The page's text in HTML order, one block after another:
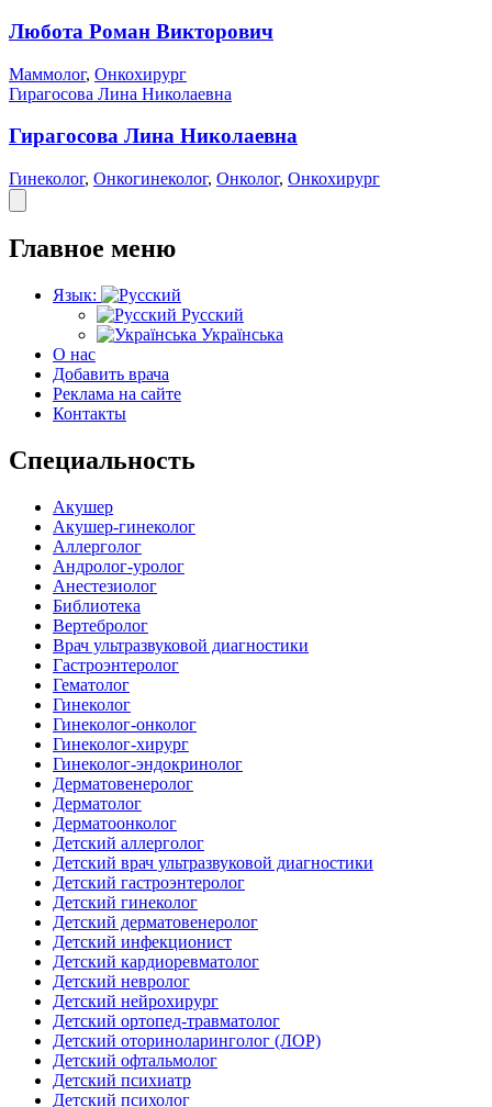
Любота Роман Викторович
Маммолог, Онкохирург
Гирагосова Лина Николаевна
Гирагосова Лина Николаевна
Гинеколог, Онкогинеколог, Онколог, Онкохирург
Главное меню
Язык:
Русский
Українська
О нас
Добавить врача
Реклама на сайте
Контакты
Специальность
Акушер
Акушер-гинеколог
Аллерголог
Андролог-уролог
Анестезиолог
Библиотека
Вертебролог
Врач ультразвуковой диагностики
Гастроэнтеролог
Гематолог
Гинеколог
Гинеколог-онколог
Гинеколог-хирург
Гинеколог-эндокринолог
Дерматовенеролог
Дерматолог
Дерматоонколог
Детский аллерголог
Детский врач ультразвуковой диагностики
Детский гастроэнтеролог
Детский гинеколог
Детский дерматовенеролог
Детский инфекционист
Детский кардиоревматолог
Детский невролог
Детский нейрохирург
Детский ортопед-травматолог
Детский оториноларинголог (ЛОР)
Детский офтальмолог
Детский психиатр
Детский психолог